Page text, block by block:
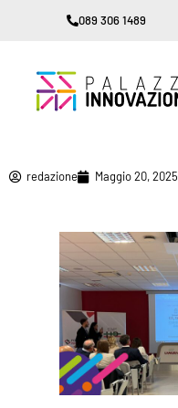
089 306 1489
redazione Maggio 20, 2025